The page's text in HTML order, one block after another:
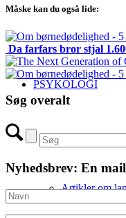
PSYKOLOGI
Artikler om
Måske kan du også lide:
Da farfars bror stjal
Søg overalt
Nyhedsbrev: En